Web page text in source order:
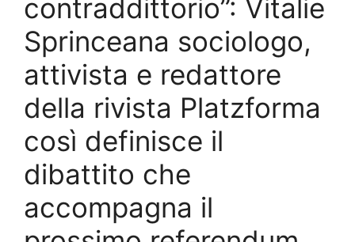
contraddittorio”: Vitalie
Sprinceana sociologo,
attivista e redattore
della rivista Platzforma
così definisce il
dibattito che
accompagna il